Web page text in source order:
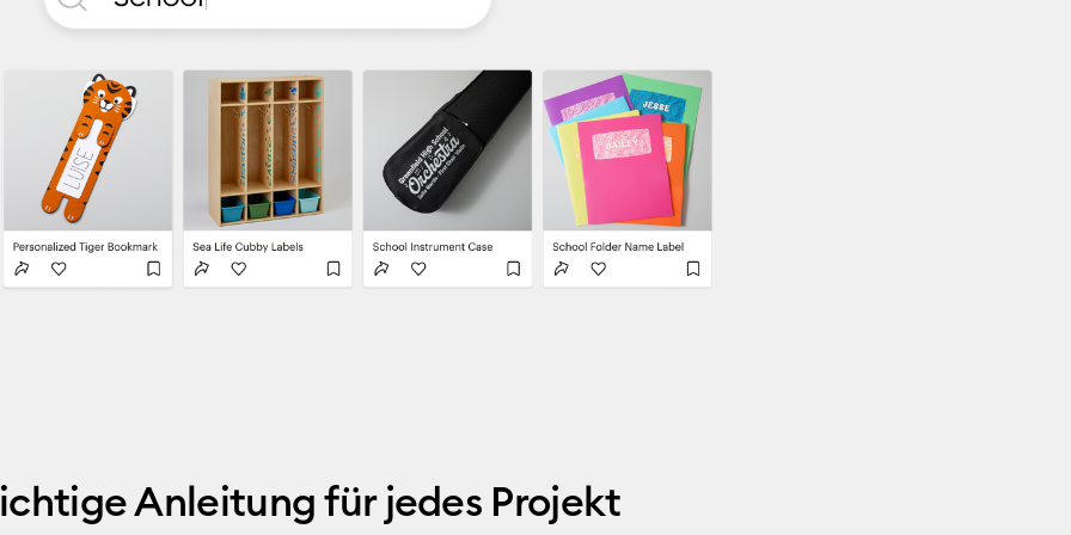
Anleitung für jedes Projekt